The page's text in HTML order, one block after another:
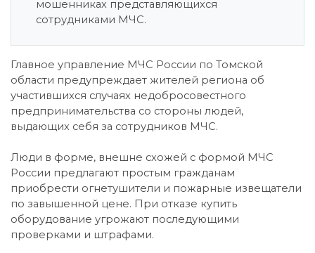
мошенниках представляющихся
сотрудниками МЧС.
Главное управление МЧС России по Томской
области предупреждает жителей региона об
участившихся случаях недобросовестного
предпринимательства со стороны людей,
выдающих себя за сотрудников МЧС.
Люди в форме, внешне схожей с формой МЧС
России предлагают простым гражданам
приобрести огнетушители и пожарные извещатели
по завышенной цене. При отказе купить
оборудование угрожают последующими
проверками и штрафами.